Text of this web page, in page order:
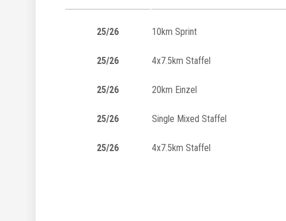
25/26 10km Sprint
25/26 4x7.5km Staffel
25/26 20km Einzel
25/26 Single Mixed Staffel
25/26 4x7.5km Staffel